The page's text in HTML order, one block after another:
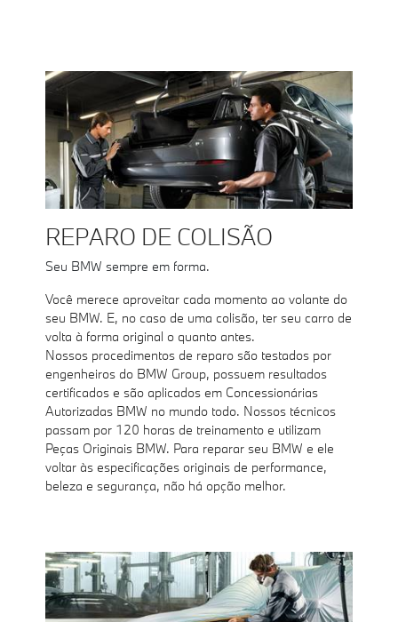
REPARO DE COLISÃO
Seu BMW sempre em forma.
Você merece aproveitar cada momento ao volante do
seu BMW. E, no caso de uma colisão, ter seu carro de
volta à forma original o quanto antes.
Nossos procedimentos de reparo são testados por
engenheiros do BMW Group, possuem resultados
certificados e são aplicados em Concessionárias
Autorizadas BMW no mundo todo. Nossos técnicos
passam por 120 horas de treinamento e utilizam
Peças Originais BMW. Para reparar seu BMW e ele
voltar às especificações originais de performance,
beleza e segurança, não há opção melhor.